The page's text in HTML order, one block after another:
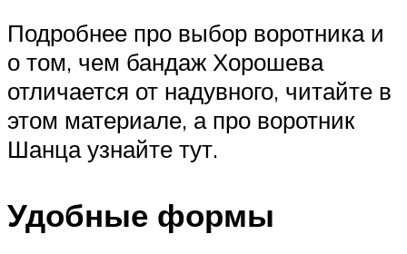
Подробнее про выбор воротника и
о том, чем бандаж Хорошева
отличается от надувного, читайте в
этом материале, а про воротник
Шанца узнайте тут.
Удобные формы